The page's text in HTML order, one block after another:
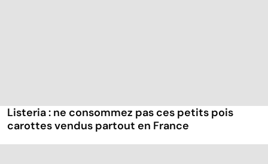
Listeria : ne consommez pas ces petits pois
carottes vendus partout en France